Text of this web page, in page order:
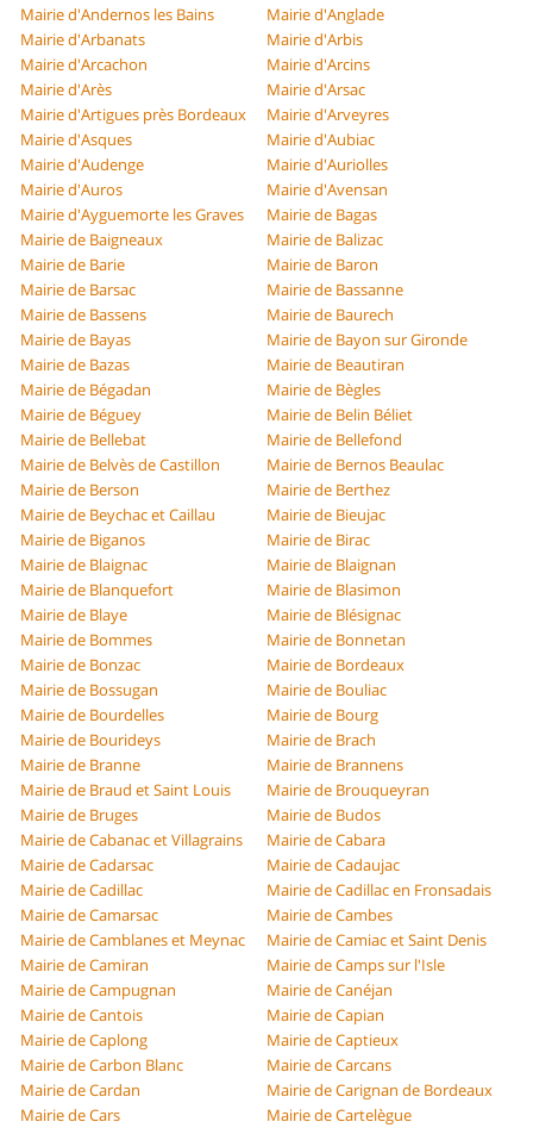
Mairie d'Andernos les Bains
Mairie d'Anglade
Mairie d'Arbanats
Mairie d'Arbis
Mairie d'Arcachon
Mairie d'Arcins
Mairie d'Arès
Mairie d'Arsac
Mairie d'Artigues près Bordeaux
Mairie d'Arveyres
Mairie d'Asques
Mairie d'Aubiac
Mairie d'Audenge
Mairie d'Auriolles
Mairie d'Auros
Mairie d'Avensan
Mairie d'Ayguemorte les Graves
Mairie de Bagas
Mairie de Baigneaux
Mairie de Balizac
Mairie de Barie
Mairie de Baron
Mairie de Barsac
Mairie de Bassanne
Mairie de Bassens
Mairie de Baurech
Mairie de Bayas
Mairie de Bayon sur Gironde
Mairie de Bazas
Mairie de Beautiran
Mairie de Bégadan
Mairie de Bègles
Mairie de Béguey
Mairie de Belin Béliet
Mairie de Bellebat
Mairie de Bellefond
Mairie de Belvès de Castillon
Mairie de Bernos Beaulac
Mairie de Berson
Mairie de Berthez
Mairie de Beychac et Caillau
Mairie de Bieujac
Mairie de Biganos
Mairie de Birac
Mairie de Blaignac
Mairie de Blaignan
Mairie de Blanquefort
Mairie de Blasimon
Mairie de Blaye
Mairie de Blésignac
Mairie de Bommes
Mairie de Bonnetan
Mairie de Bonzac
Mairie de Bordeaux
Mairie de Bossugan
Mairie de Bouliac
Mairie de Bourdelles
Mairie de Bourg
Mairie de Bourideys
Mairie de Brach
Mairie de Branne
Mairie de Brannens
Mairie de Braud et Saint Louis
Mairie de Brouqueyran
Mairie de Bruges
Mairie de Budos
Mairie de Cabanac et Villagrains
Mairie de Cabara
Mairie de Cadarsac
Mairie de Cadaujac
Mairie de Cadillac
Mairie de Cadillac en Fronsadais
Mairie de Camarsac
Mairie de Cambes
Mairie de Camblanes et Meynac
Mairie de Camiac et Saint Denis
Mairie de Camiran
Mairie de Camps sur l'Isle
Mairie de Campugnan
Mairie de Canéjan
Mairie de Cantois
Mairie de Capian
Mairie de Caplong
Mairie de Captieux
Mairie de Carbon Blanc
Mairie de Carcans
Mairie de Cardan
Mairie de Carignan de Bordeaux
Mairie de Cars
Mairie de Cartelègue